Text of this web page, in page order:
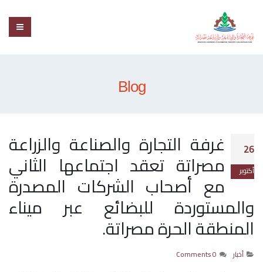
Blog
26
أكتوبر
غرفة التجارة والصناعة والزراعة
مصراتة تعقد اجتماعها الثاني
مع أصحاب الشركات المصدرة
والمستوردة للبضائع عبر ميناء
المنطقة الحرة مصراتة.
أخبار 0 Comments